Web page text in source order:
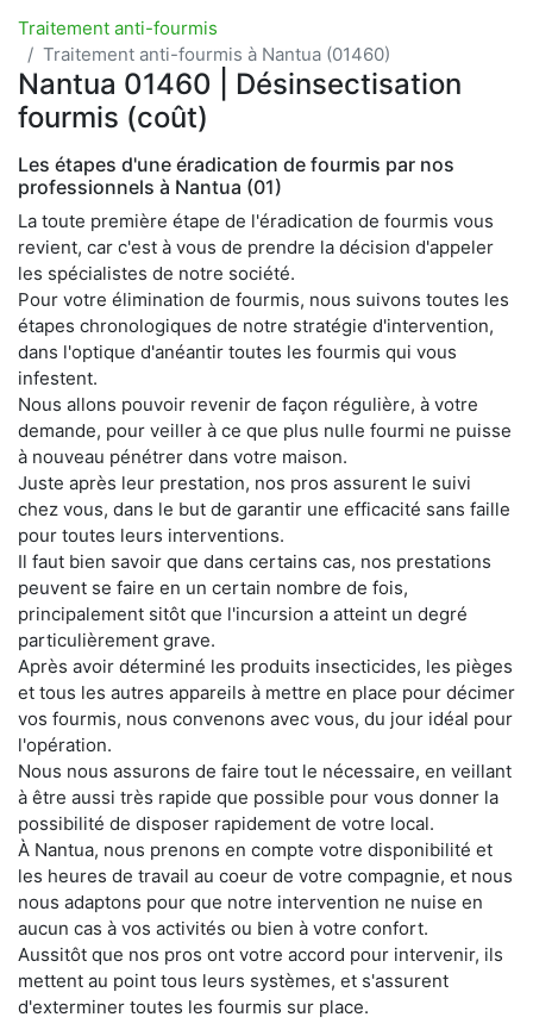
Traitement anti-fourmis
Traitement anti-fourmis à Nantua (01460)
Nantua 01460 | Désinsectisation
fourmis (coût)
Les étapes d'une éradication de fourmis par nos
professionnels à Nantua (01)
La toute première étape de l'éradication de fourmis vous
revient, car c'est à vous de prendre la décision d'appeler
les spécialistes de notre société.
Pour votre élimination de fourmis, nous suivons toutes les
étapes chronologiques de notre stratégie d'intervention,
dans l'optique d'anéantir toutes les fourmis qui vous
infestent.
Nous allons pouvoir revenir de façon régulière, à votre
demande, pour veiller à ce que plus nulle fourmi ne puisse
à nouveau pénétrer dans votre maison.
Juste après leur prestation, nos pros assurent le suivi
chez vous, dans le but de garantir une efficacité sans faille
pour toutes leurs interventions.
Il faut bien savoir que dans certains cas, nos prestations
peuvent se faire en un certain nombre de fois,
principalement sitôt que l'incursion a atteint un degré
particulièrement grave.
Après avoir déterminé les produits insecticides, les pièges
et tous les autres appareils à mettre en place pour décimer
vos fourmis, nous convenons avec vous, du jour idéal pour
l'opération.
Nous nous assurons de faire tout le nécessaire, en veillant
à être aussi très rapide que possible pour vous donner la
possibilité de disposer rapidement de votre local.
À Nantua, nous prenons en compte votre disponibilité et
les heures de travail au coeur de votre compagnie, et nous
nous adaptons pour que notre intervention ne nuise en
aucun cas à vos activités ou bien à votre confort.
Aussitôt que nos pros ont votre accord pour intervenir, ils
mettent au point tous leurs systèmes, et s'assurent
d'exterminer toutes les fourmis sur place.